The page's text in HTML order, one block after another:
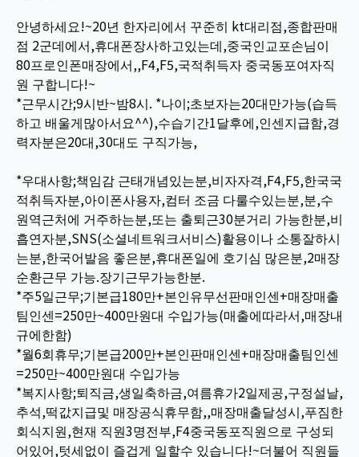
안녕하세요!~20년 한자리에서 꾸준히 kt대리점,종합판매
점 2군데에서,휴대폰장사하고있는데,중국인교포손님이
80프로인폰매장에서,,F4,F5,국적취득자 중국동포여자직
원 구합니다!~
*근무시간;9시반~밤8시. *나이;초보자는20대만가능(습득
하고 배울게많아서요^^),수습기간1달후에,인센지급함,경
력자분은20대,30대도 구직가능,
*우대사항;책임감 근태개념있는분,비자자격,F4,F5,한국국
적취득자분,아이폰사용자,컴터 조금 다룰수있는분,분,수
원역근처에 거주하는분,또는 출퇴근30분거리 가능한분,비
흡연자분,SNS(소셜네트워크서비스)활용이나 소통잘하시
는분,한국어발음 좋은분,휴대폰일에 호기심 많은분,2매장
순환근무 가능.장기근무가능한분.
*주5일근무;기본급180만+본인유무선판매인센+매장매출
팀인센=250만~400만원대 수입가능(매출에따라서,매장내
규에한함)
*월6회휴무;기본급200만+본인판매인센+매장매출팀인센
=250만~400만원대 수입가능
*복지사항;퇴직금,생일축하금,여름휴가2일제공,구정설날,
추석,떡값지급및 매장공식휴무함,,매장매출달성시,푸짐한
회식지원,현재 직원3명전부,F4중국동포직원으로 구성되
어있어,텃세없이 즐겁게 일할수 있습니다!~더불어 직원들